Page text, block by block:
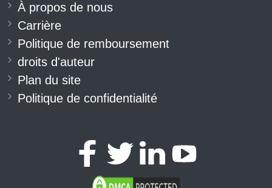
À propos de nous
Carrière
Politique de remboursement
droits d'auteur
Plan du site
Politique de confidentialité